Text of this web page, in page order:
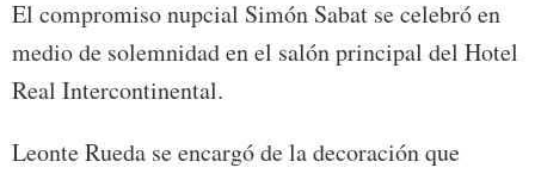
El compromiso nupcial Simón Sabat se celebró en
medio de solemnidad en el salón principal del Hotel
Real Intercontinental.
Leonte Rueda se encargó de la decoración que